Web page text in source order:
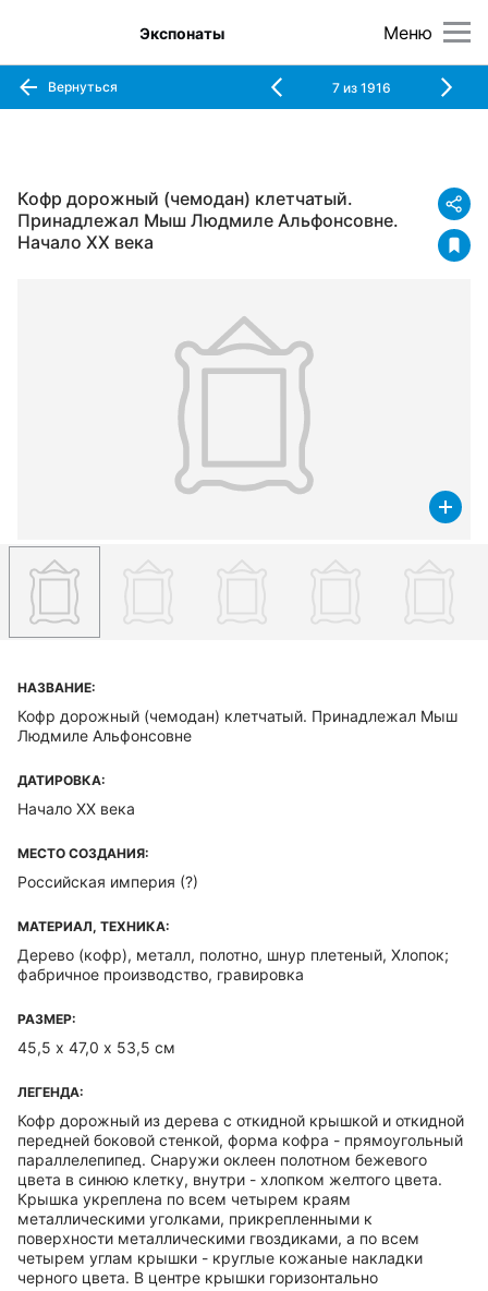
Меню
Экспонаты
Вернуться 7 из 1916
Кофр дорожный (чемодан) клетчатый.
Принадлежал Мыш Людмиле Альфонсовне.
Начало ХХ века
НАЗВАНИЕ:
Кофр дорожный (чемодан) клетчатый. Принадлежал Мыш
Людмиле Альфонсовне
ДАТИРОВКА:
Начало ХХ века
МЕСТО СОЗДАНИЯ:
Российская империя (?)
МАТЕРИАЛ, ТЕХНИКА:
Дерево (кофр), металл, полотно, шнур плетеный, Хлопок;
фабричное производство, гравировка
РАЗМЕР:
45,5 х 47,0 х 53,5 см
ЛЕГЕНДА:
Кофр дорожный из дерева с откидной крышкой и откидной
передней боковой стенкой, форма кофра - прямоугольный
параллелепипед. Снаружи оклеен полотном бежевого
цвета в синюю клетку, внутри - хлопком желтого цвета.
Крышка укреплена по всем четырем краям
металлическими уголками, прикрепленными к
поверхности металлическими гвоздиками, а по всем
четырем углам крышки - круглые кожаные накладки
черного цвета. В центре крышки горизонтально